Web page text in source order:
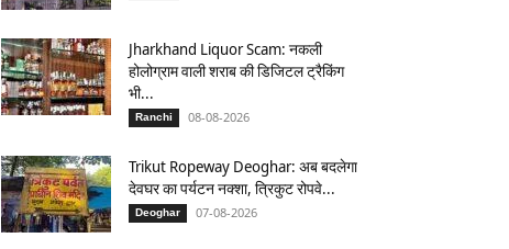
Jharkhand Liquor Scam: नकली
होलोग्राम वाली शराब की डिजिटल ट्रैकिंग
भी...
Ranchi 08-08-2026
Trikut Ropeway Deoghar: अब बदलेगा
देवघर का पर्यटन नक्शा, त्रिकुट रोपवे...
Deoghar 07-08-2026